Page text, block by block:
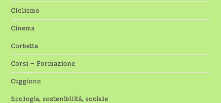
CIclismo
Cinema
Corbetta
Corsi – Formazione
Cuggiono
Ecologia, sostenibilità, sociale